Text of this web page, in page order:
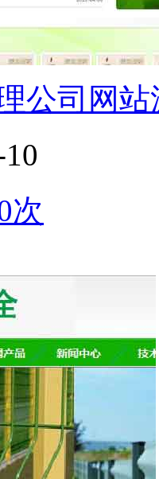
公司网站
次